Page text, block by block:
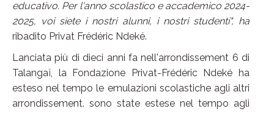
educativo. Per l'anno scolastico e accademico 2024-
2025, voi siete i nostri alunni, i nostri studenti", ha
ribadito Privat Frédéric Ndeké.
Lanciata più di dieci anni fa nell'arrondissement 6 di
Talangaï, la Fondazione Privat-Frédéric Ndeké ha
esteso nel tempo le emulazioni scolastiche agli altri
arrondissement. sono state estese nel tempo agli